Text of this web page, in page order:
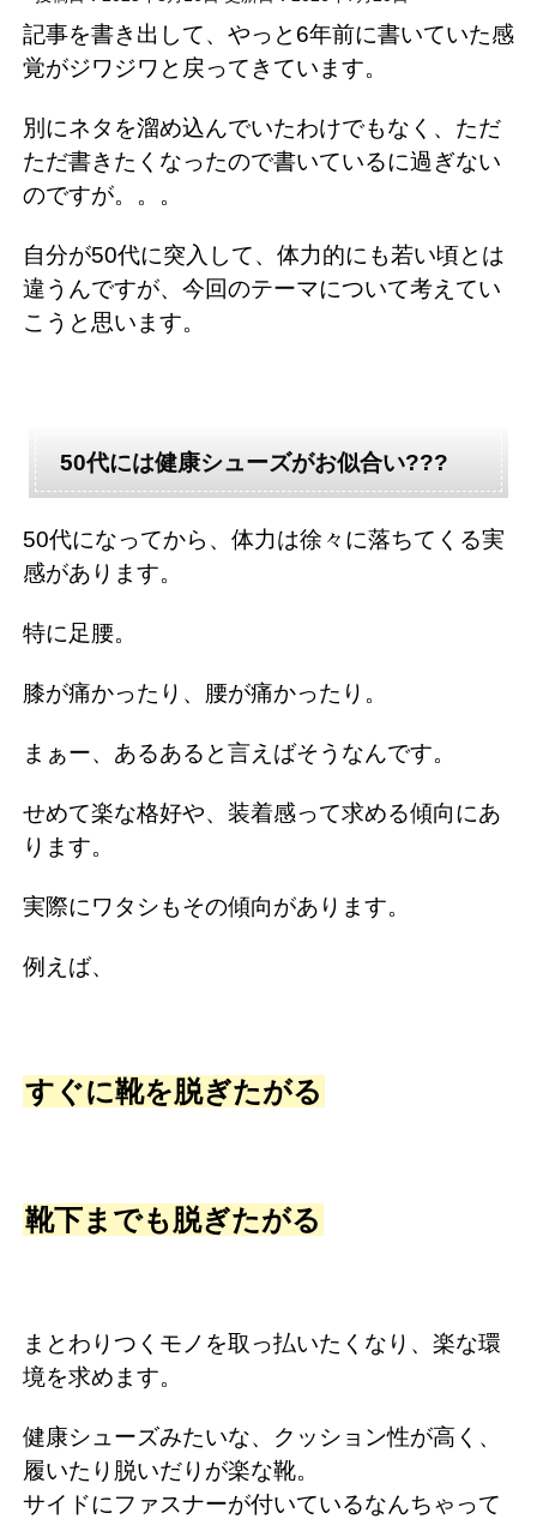
記事を書き出して、やっと6年前に書いていた感
覚がジワジワと戻ってきています。
別にネタを溜め込んでいたわけでもなく、ただ
ただ書きたくなったので書いているに過ぎない
のですが。。。
自分が50代に突入して、体力的にも若い頃とは
違うんですが、今回のテーマについて考えてい
こうと思います。
50代には健康シューズがお似合い???
50代になってから、体力は徐々に落ちてくる実
感があります。
特に足腰。
膝が痛かったり、腰が痛かったり。
まぁー、あるあると言えばそうなんです。
せめて楽な格好や、装着感って求める傾向にあ
ります。
実際にワタシもその傾向があります。
例えば、
すぐに靴を脱ぎたがる
靴下までも脱ぎたがる
まとわりつくモノを取っ払いたくなり、楽な環
境を求めます。
健康シューズみたいな、クッション性が高く、
履いたり脱いだりが楽な靴。
サイドにファスナーが付いているなんちゃって